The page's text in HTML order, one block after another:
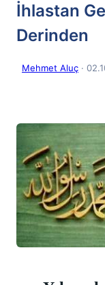
İhlastan
Derinden
Mehmet Aluç ·